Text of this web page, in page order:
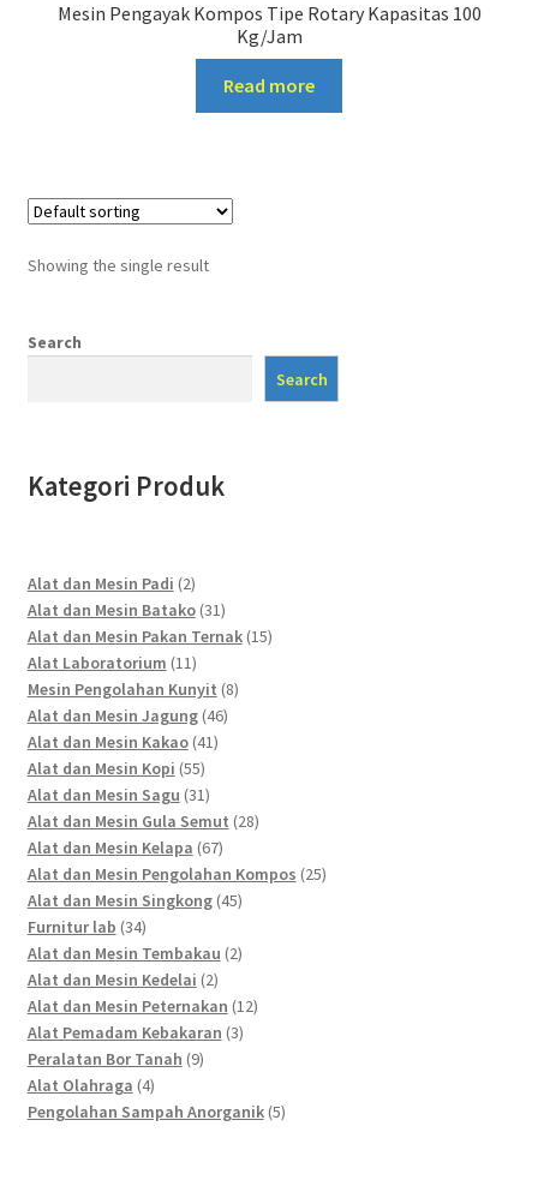
Mesin Pengayak Kompos Tipe Rotary Kapasitas 100
Kg/Jam
Read more
Showing the single result
Search
Search
Kategori Produk
Alat dan Mesin Padi 22
products
Alat dan Mesin Batako 3131
products
Alat dan Mesin Pakan Ternak 1515
Alat Laboratorium 1111
products
Mesin Pengolahan Kunyit 88
Alat dan Mesin Jagung 4646
Alat dan Mesin Kakao 4141
Alat dan Mesin Kopi 5555
products
Alat dan Mesin Sagu 3131
products
Alat dan Mesin Gula Semut 2828
Alat dan Mesin Kelapa 6767
products
Alat dan Mesin Pengolahan Kompos 2525
Alat dan Mesin Singkong 4545
Furnitur lab 3434
products
Alat dan Mesin Tembakau 22
Alat dan Mesin Kedelai 22
products
Alat dan Mesin Peternakan 1212
Alat Pemadam Kebakaran 33
Peralatan Bor Tanah 99
Alat Olahraga 44
products
Pengolahan Sampah Anorganik 55